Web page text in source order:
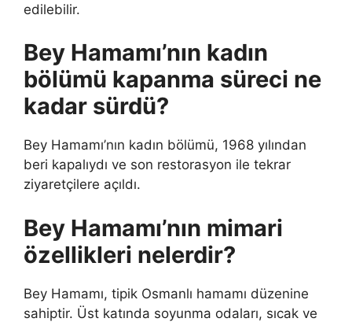
edilebilir.
Bey Hamamı’nın kadın
bölümü kapanma süreci ne
kadar sürdü?
Bey Hamamı’nın kadın bölümü, 1968 yılından
beri kapalıydı ve son restorasyon ile tekrar
ziyaretçilere açıldı.
Bey Hamamı’nın mimari
özellikleri nelerdir?
Bey Hamamı, tipik Osmanlı hamamı düzenine
sahiptir. Üst katında soyunma odaları, sıcak ve